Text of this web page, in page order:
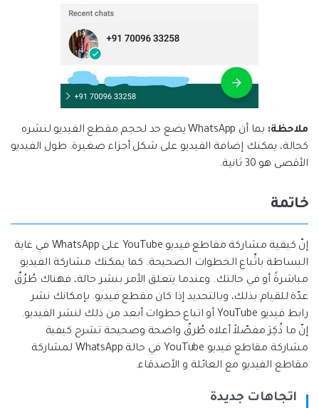
ملاحظة:
بما أن WhatsApp يضع حد لحجم مقطع الفيديو لنشره
كحالة، يمكنك إضافة الفيديو على شكل أجزاء صغيرة. طول الفيديو
الأقصى هو 30 ثانية.
خاتمة
إنّ كيفية مشاركة مقاطع فيديو YouTube على WhatsApp في غاية
البساطة باتِّباع الخطوات الصحيحة. كما يمكنك مشاركة الفيديو
مباشرةً أو في حالتك. وعندما يتعلق الأمر بنشر حالة، فهناك طُرُقٌ
عدّة للقيام بذلك، وبالتحديد إذا كان مقطع فيديو. بإمكانك نشر
رابط فيديو YouTube أو اتباع خطوات أبعد من ذلك لنشر الفيديو.
إنّ ما ذُكِرَ مفصّلاً أعلاه طُرقٌ واضحة وصحيحة تشرح كيفية
مشاركة مقاطع فيديو YouTube في حالة WhatsApp لمشاركة
مقاطع الفيديو مع العائلة و الأصدقاء.
اتجاهات جديدة